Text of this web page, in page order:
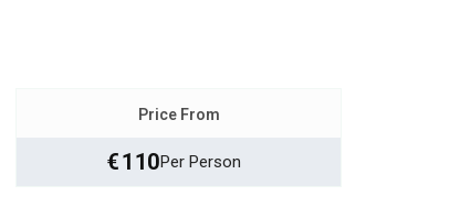
Price From
€110Per Person